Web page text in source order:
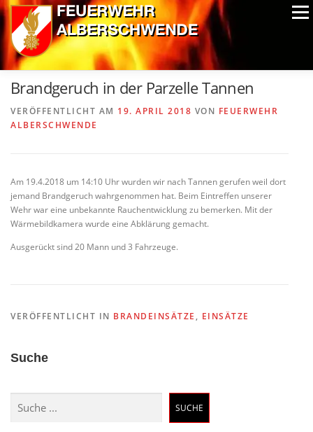
Zum
Inhalt
springen
Menü
ALPIN-NASSWETTBEWERB MITGLIEDER
AUSRÜSTUNG CHRONIK EXTRAS
Brandgeruch in der Parzelle Tannen
VERÖFFENTLICHT AM 19. APRIL 2018 VON FEUERWEHR
ALBERSCHWENDE
Am 19.4.2018 um 14:10 Uhr wurden wir nach Tannen gerufen weil dort
jemand Brandgeruch wahrgenommen hat. Beim Eintreffen unserer
Wehr war eine unbekannte Rauchentwicklung zu bemerken. Mit der
Wärmebildkamera wurde eine Abklärung gemacht.
Ausgerückt sind 20 Mann und 3 Fahrzeuge.
VERÖFFENTLICHT IN BRANDEINSÄTZE , EINSÄTZE
Suche
SUCHE